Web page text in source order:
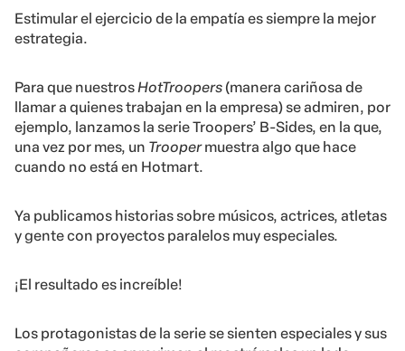
Estimular el ejercicio de la empatía es siempre la mejor
estrategia.
Para que nuestrosHotTroopers (manera cariñosa de
llamar a quienes trabajan en la empresa) se admiren, por
ejemplo, lanzamos la serie Troopers’ B-Sides, en la que,
una vez por mes, un Troopermuestra algo que hace
cuando no está en Hotmart.
Ya publicamos historias sobre músicos, actrices, atletas
y gente con proyectos paralelos muy especiales.
¡El resultado es increíble!
Los protagonistas de la serie se sienten especiales y sus